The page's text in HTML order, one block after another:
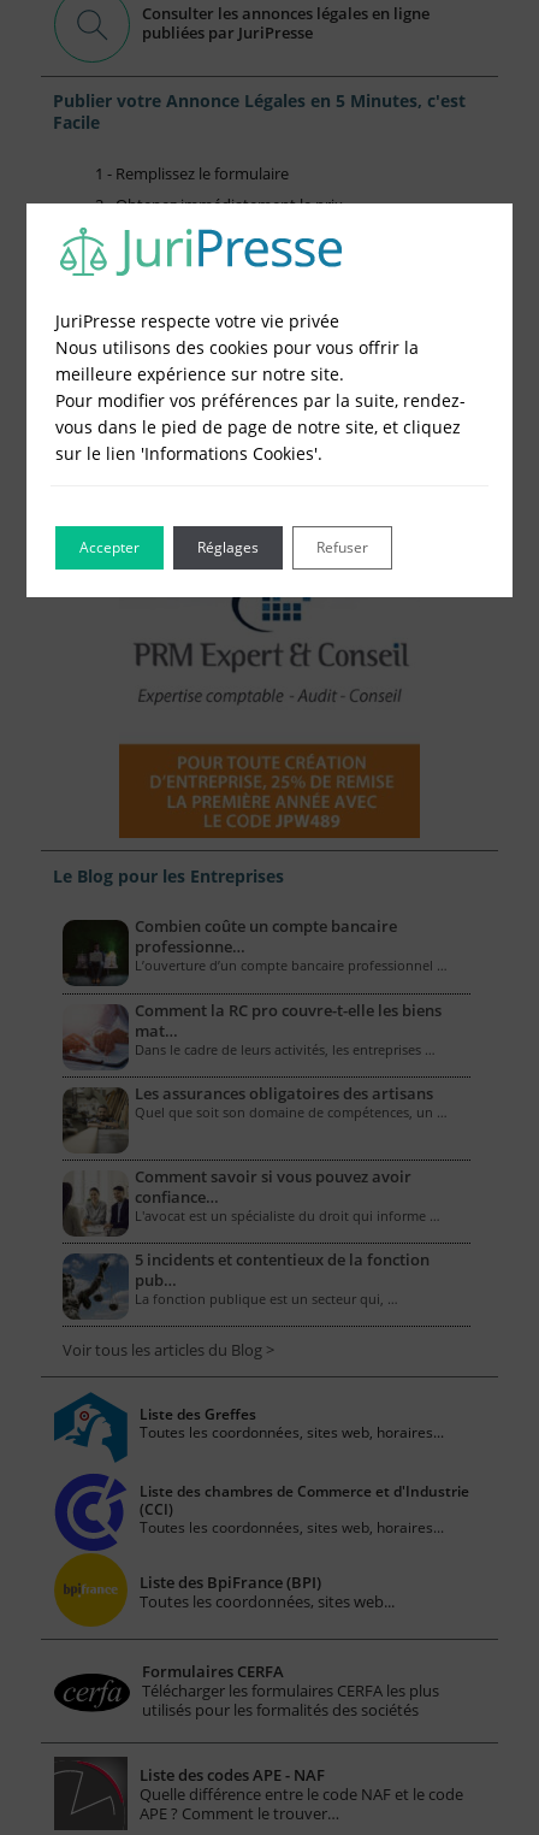
Consulter les annonces légales en ligne
publiées par JuriPresse
Publier votre Annonce Légales en 5 Minutes, c'est
Facile
1 - Remplissez le formulaire
2 - Obtenez immédiatement le prix
3 - Réglez et recevez par mail votre attestation
Constitution de société
Modification de société
Fonds de Commerce
Cessation d'activité
Le Blog pour les Entreprises
Combien coûte un compte bancaire
professionne…
L’ouverture d’un compte bancaire professionnel …
Comment la RC pro couvre-t-elle les biens
mat…
Dans le cadre de leurs activités, les entreprises …
Les assurances obligatoires des artisans
Quel que soit son domaine de compétences, un …
Comment savoir si vous pouvez avoir
confiance…
L'avocat est un spécialiste du droit qui informe …
5 incidents et contentieux de la fonction
pub…
La fonction publique est un secteur qui, …
Voir tous les articles du Blog >
Liste des Greffes
Toutes les coordonnées, sites web, horaires...
Liste des chambres de Commerce et d'Industrie
(CCI)
Toutes les coordonnées, sites web, horaires...
Liste des BpiFrance (BPI)
Toutes les coordonnées, sites web...
Formulaires CERFA
Télécharger les formulaires CERFA les plus
utilisés pour les formalités des sociétés
Liste des codes APE - NAF
Quelle différence entre le code NAF et le code
APE ? Comment le trouver…
JuriPresse respecte votre vie privée
Nous utilisons des cookies pour vous offrir la
meilleure expérience sur notre site.
Pour modifier vos préférences par la suite, rendez-
vous dans le pied de page de notre site, et cliquez
sur le lien 'Informations Cookies'.
Accepter Refuser
Réglages